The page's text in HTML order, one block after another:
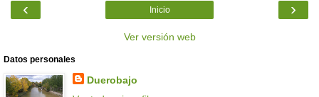
‹ ›
Inicio
Ver versión web
Datos personales
Duerobajo